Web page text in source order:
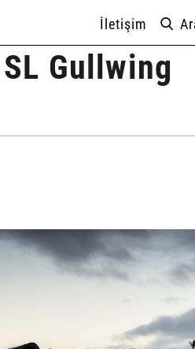
İletişim
Gullwing